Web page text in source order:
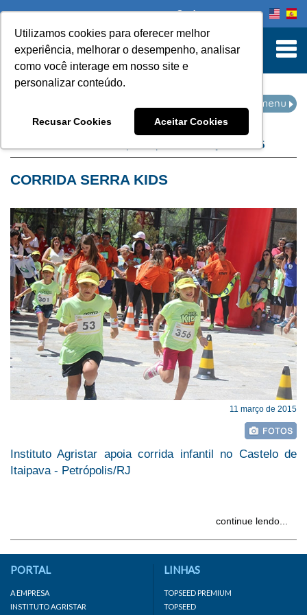
Utilizamos cookies para oferecer melhor
experiência, melhorar o desempenho, analisar
como você interage em nosso site e
personalizar conteúdo.
Recusar Cookies Aceitar Cookies
to Content
Onde comprar
março de 2015
CORRIDA SERRA KIDS
11 março de 2015
Instituto Agristar apoia corrida infantil no Castelo de
Itaipava - Petrópolis/RJ
continue lendo...
PORTAL
A EMPRESA
INSTITUTO AGRISTAR
LINHAS
TOPSEED PREMIUM
TOPSEED